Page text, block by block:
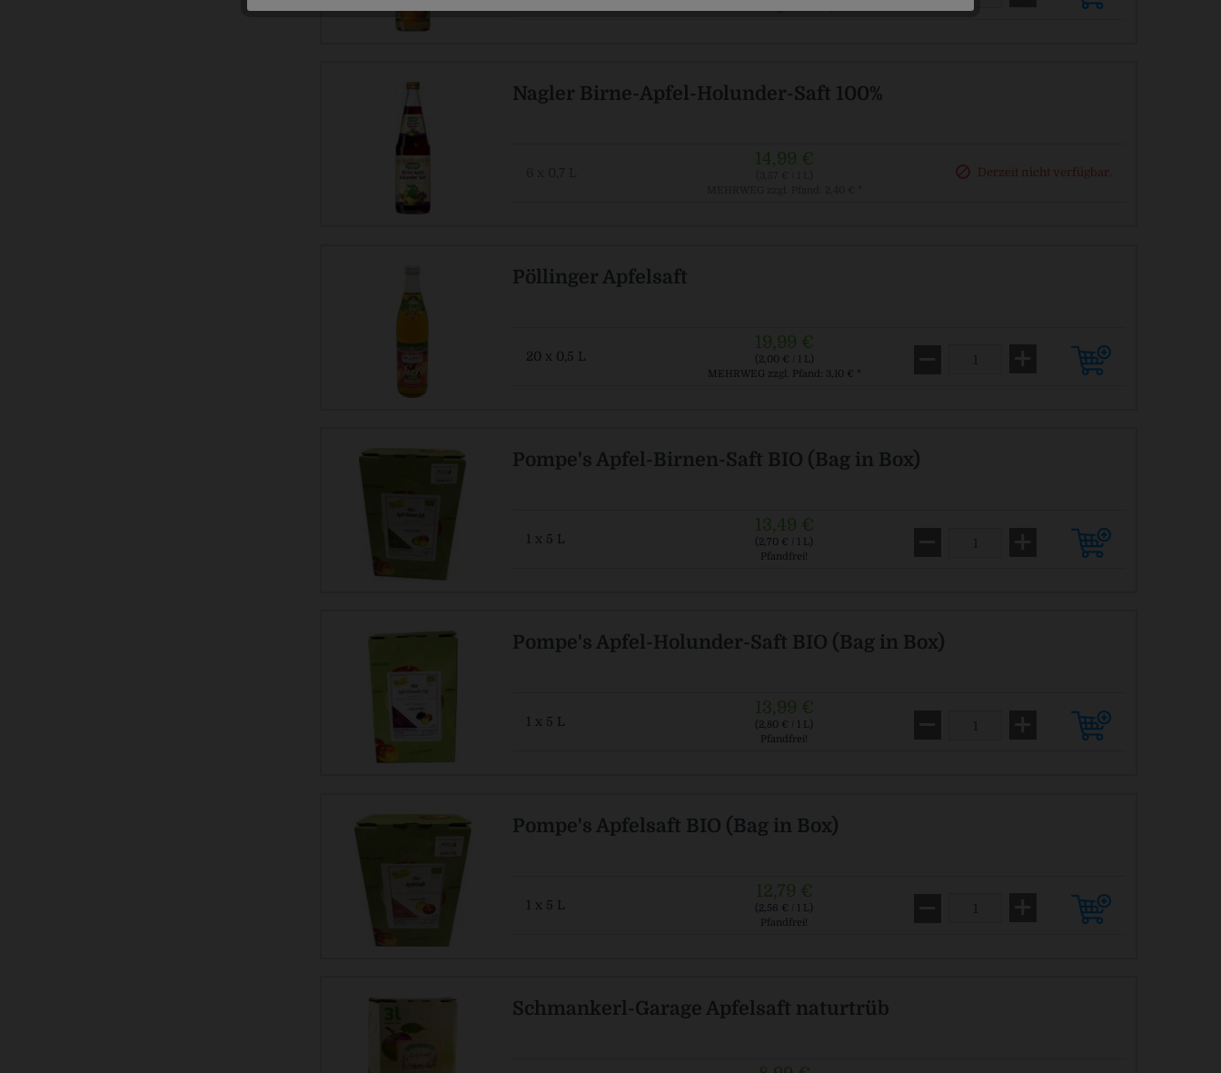
Nagler Birne-Apfel-Holunder-Saft 100%
14,99 €
Derzeit nicht verfügbar.
Pöllinger Apfelsaft
20 x 0,5 L
19,99 €
(2,00 € / 1 L)
MEHRWEG zzgl. Pfand: 3,10 € *
Pompe's Apfel-Birnen-Saft BIO (Bag in Box)
1 x 5 L
13,49 €
(2,70 € / 1 L)
Pfandfrei!
Pompe's Apfel-Holunder-Saft BIO (Bag in Box)
1 x 5 L
13,99 €
(2,80 € / 1 L)
Pfandfrei!
Pompe's Apfelsaft BIO (Bag in Box)
1 x 5 L
12,79 €
(2,56 € / 1 L)
Pfandfrei!
Schmankerl-Garage Apfelsaft naturtrüb